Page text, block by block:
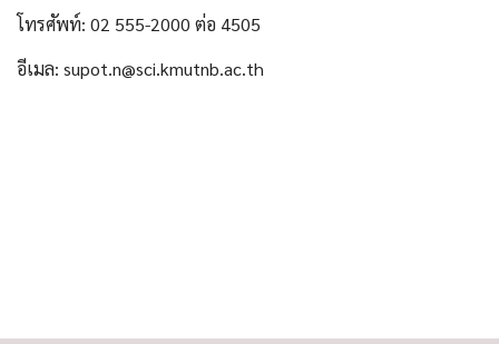
โทรศัพท์: 02 555-2000 ต่อ 4505
อีเมล: supot.n@sci.kmutnb.ac.th